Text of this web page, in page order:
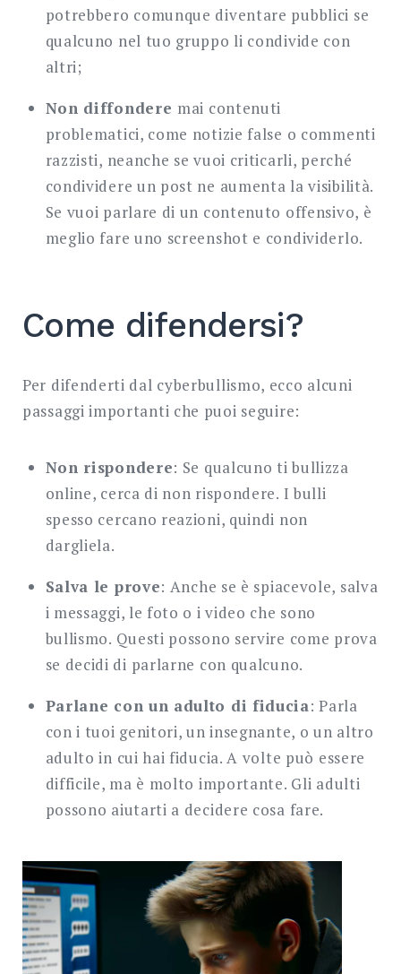
potrebbero comunque diventare pubblici se
qualcuno nel tuo gruppo li condivide con
altri;
Non diffondere mai contenuti
problematici, come notizie false o commenti
razzisti, neanche se vuoi criticarli, perché
condividere un post ne aumenta la visibilità.
Se vuoi parlare di un contenuto offensivo, è
meglio fare uno screenshot e condividerlo.
Come difendersi?
Per difenderti dal cyberbullismo, ecco alcuni
passaggi importanti che puoi seguire:
Non rispondere: Se qualcuno ti bullizza
online, cerca di non rispondere. I bulli
spesso cercano reazioni, quindi non
dargliela.
Salva le prove: Anche se è spiacevole, salva
i messaggi, le foto o i video che sono
bullismo. Questi possono servire come prova
se decidi di parlarne con qualcuno.
Parlane con un adulto di fiducia: Parla
con i tuoi genitori, un insegnante, o un altro
adulto in cui hai fiducia. A volte può essere
difficile, ma è molto importante. Gli adulti
possono aiutarti a decidere cosa fare.